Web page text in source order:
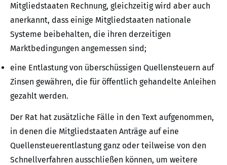
Mitgliedstaaten Rechnung, gleichzeitig wird aber auch
anerkannt, dass einige Mitgliedstaaten nationale
Systeme beibehalten, die ihren derzeitigen
Marktbedingungen angemessen sind;
eine Entlastung von überschüssigen Quellensteuern auf
Zinsen gewähren, die für öffentlich gehandelte Anleihen
gezahlt werden.
Der Rat hat zusätzliche Fälle in den Text aufgenommen,
in denen die Mitgliedstaaten Anträge auf eine
Quellensteuerentlastung ganz oder teilweise von den
Schnellverfahren ausschließen können, um weitere